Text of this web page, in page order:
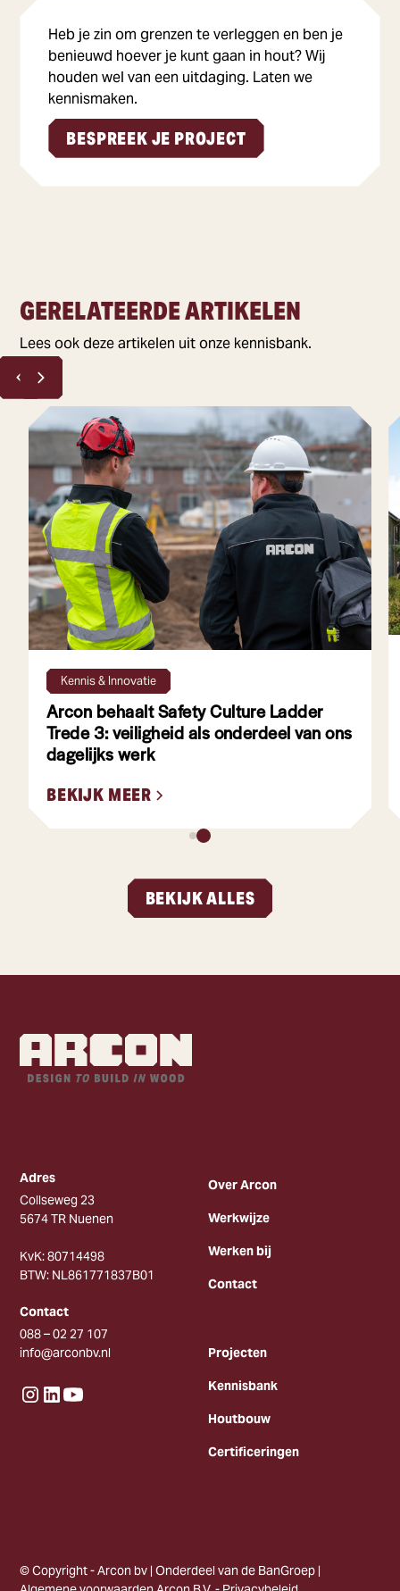
Heb je zin om grenzen te verleggen en ben je
benieuwd hoever je kunt gaan in hout? Wij
houden wel van een uitdaging. Laten we
kennismaken.
BESPREEK JE PROJECT
GERELATEERDE ARTIKELEN
Lees ook deze artikelen uit onze kennisbank.
Kennis & Innovatie
4 min leestijd
Arcon behaalt Safety Culture Ladder
Trede 3: veiligheid als onderdeel van ons
dagelijks werk
BEKIJK MEER
BEKIJK ALLES
Adres
Collseweg 23
5674 TR Nuenen
KvK: 80714498
BTW: NL861771837B01
Contact
088 – 02 27 107
info@arconbv.nl
Over Arcon
Werkwijze
Werken bij
Contact
Projecten
Kennisbank
Houtbouw
Certificeringen
© Copyright - Arcon bv | Onderdeel van de BanGroep |